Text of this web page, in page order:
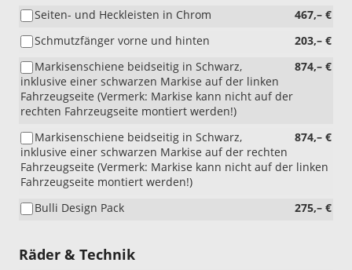
467,– €
Seiten- und Heckleisten in Chrom
203,– €
Schmutzfänger vorne und hinten
874,– €
Markisenschiene beidseitig in Schwarz,
inklusive einer schwarzen Markise auf der linken
Fahrzeugseite (Vermerk: Markise kann nicht auf der
rechten Fahrzeugseite montiert werden!)
874,– €
Markisenschiene beidseitig in Schwarz,
inklusive einer schwarzen Markise auf der rechten
Fahrzeugseite (Vermerk: Markise kann nicht auf der linken
Fahrzeugseite montiert werden!)
275,– €
Bulli Design Pack
Räder & Technik